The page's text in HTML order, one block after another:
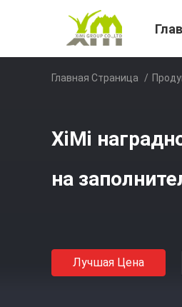
Главная Страница /
XiMi
на
Лучшая Цена